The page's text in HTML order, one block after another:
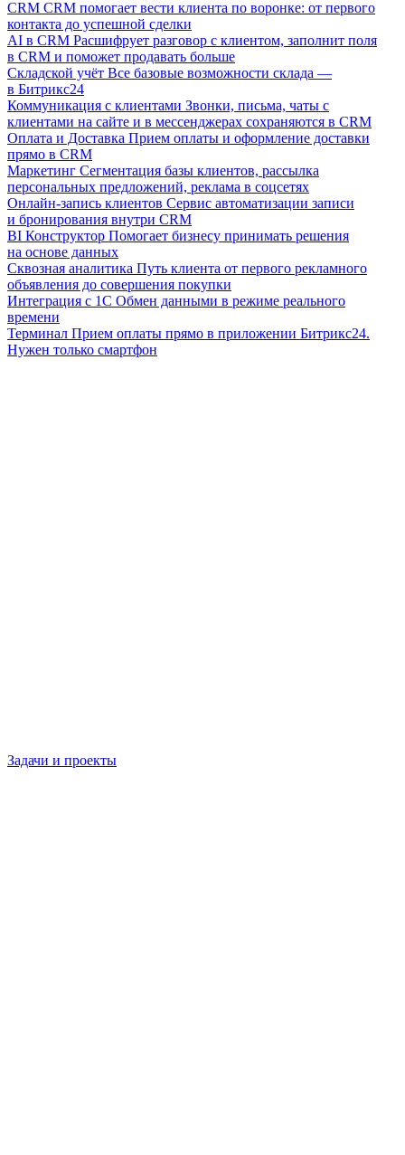
CRM CRM помогает вести клиента по воронке: от первого
контакта до успешной сделки
AI в CRM Расшифрует разговор с клиентом, заполнит поля
в CRM и поможет продавать больше
Складской учёт Все базовые возможности склада —
в Битрикс24
Коммуникация с клиентами Звонки, письма, чаты с
клиентами на сайте и в мессенджерах сохраняются в CRM
Оплата и Доставка Прием оплаты и оформление доставки
прямо в CRM
Маркетинг Сегментация базы клиентов, рассылка
персональных предложений, реклама в соцсетях
Онлайн-запись клиентов Сервис автоматизации записи
и бронирования внутри CRM
BI Конструктор Помогает бизнесу принимать решения
на основе данных
Сквозная аналитика Путь клиента от первого рекламного
объявления до совершения покупки
Интеграция с 1С Обмен данными в режиме реального
времени
Терминал Прием оплаты прямо в приложении Битрикс24.
Нужен только смартфон
Задачи и проекты